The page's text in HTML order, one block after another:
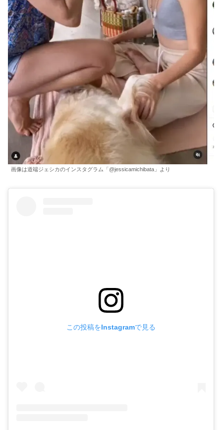
画像は道端ジェシカのインスタグラム「@jessicamichibata」より
この投稿をInstagramで見る